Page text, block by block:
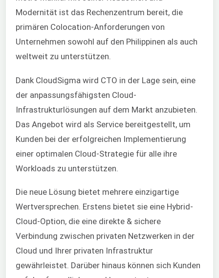
Modernität ist das Rechenzentrum bereit, die
primären Colocation-Anforderungen von
Unternehmen sowohl auf den Philippinen als auch
weltweit zu unterstützen.
Dank CloudSigma wird CTO in der Lage sein, eine
der anpassungsfähigsten Cloud-
Infrastrukturlösungen auf dem Markt anzubieten.
Das Angebot wird als Service bereitgestellt, um
Kunden bei der erfolgreichen Implementierung
einer optimalen Cloud-Strategie für alle ihre
Workloads zu unterstützen.
Die neue Lösung bietet mehrere einzigartige
Wertversprechen. Erstens bietet sie eine Hybrid-
Cloud-Option, die eine direkte & sichere
Verbindung zwischen privaten Netzwerken in der
Cloud und Ihrer privaten Infrastruktur
gewährleistet. Darüber hinaus können sich Kunden